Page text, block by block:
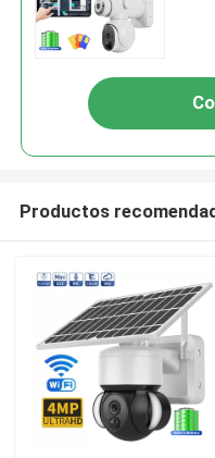
Productos